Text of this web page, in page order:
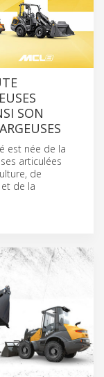
SON
est née de la
articulées
de
de la